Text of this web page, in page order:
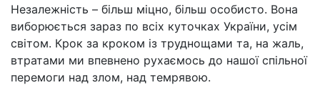
Незалежність – більш міцно, більш особисто. Вона
виборюється зараз по всіх куточках України, усім
світом. Крок за кроком із труднощами та, на жаль,
втратами ми впевнено рухаємось до нашої спільної
перемоги над злом, над темрявою.